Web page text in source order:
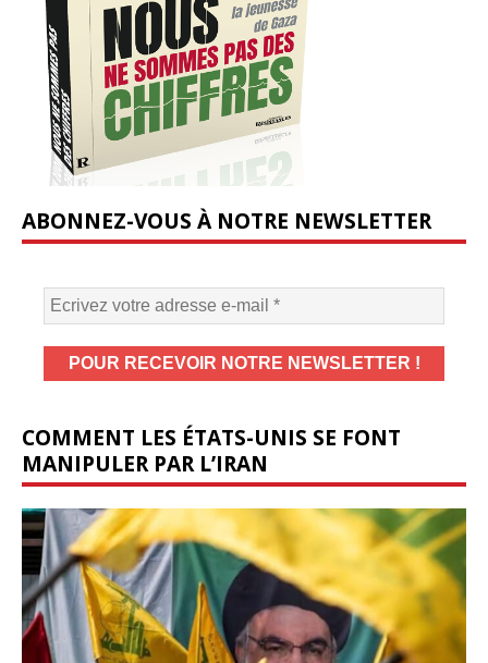
ABONNEZ-VOUS À NOTRE NEWSLETTER
COMMENT LES ÉTATS-UNIS SE FONT
MANIPULER PAR L’IRAN